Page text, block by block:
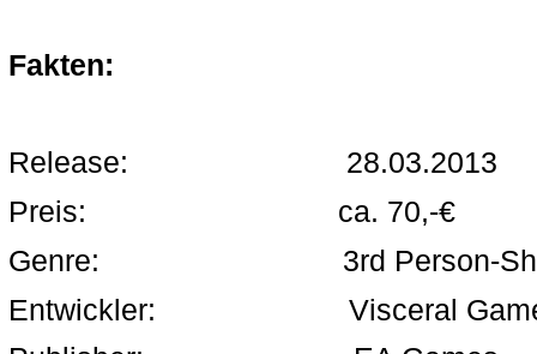
Fakten:
Release: 28.03.2013
Preis: ca. 70,-€
Genre: 3rd Person-
Entwickler: Visceral